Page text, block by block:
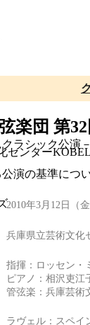
ラシック公演－
演の基準につ
楽団 第
センター
2010年3月12日（金
兵庫県立芸術文化
指揮：ロッセン・
ピアノ：相沢吏江
管弦楽： 兵庫芸術
ラヴェル：スペイ